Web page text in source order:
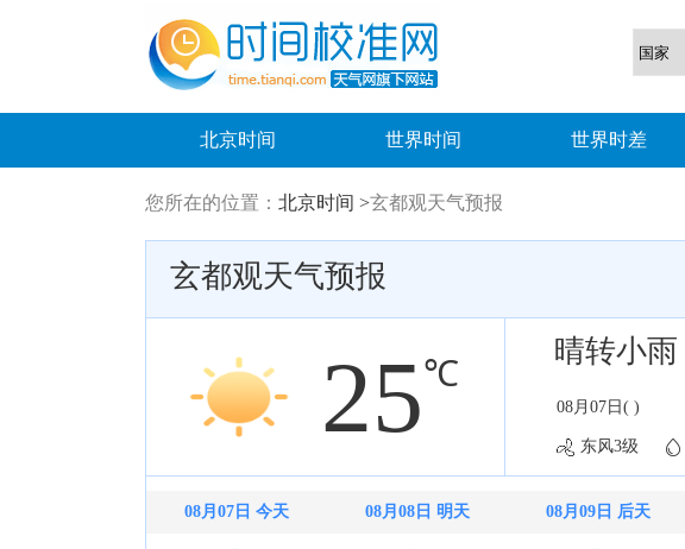
北京时间 世界时间 世界时差
您所在的位置： 北京时间 >玄都观天气预报
玄都观天气预报
25℃
晴转小雨
08月07日( )
东风3级
08月07日 今天 08月08日 明天 08月09日 后天